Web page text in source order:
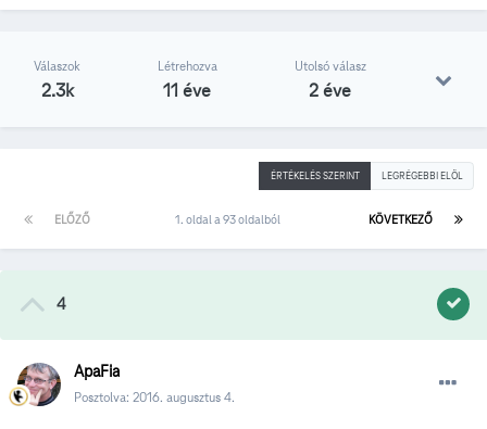
Válaszok
2.3k
Létrehozva
11 éve
Utolsó válasz
2 éve
ÉRTÉKELÉS SZERINT LEGRÉGEBBI ELÖL
ELŐZŐ KÖVETKEZŐ
1. oldal a 93 oldalból
4
ApaFia
Posztolva: 2016. augusztus 4.